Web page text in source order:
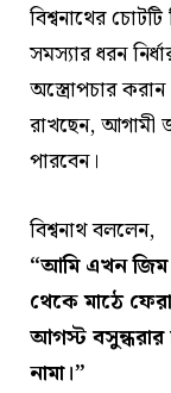
বিশ্বনাথের
সমস্যার ধরন
অস্ত্রোপচার
রাখছেন,
পারবেন।
বিশ্বনাথ বললেন,
“আমি এখন জিম
থেকে মাঠে
আগস্ট বসুন্ধরার
নামা।”